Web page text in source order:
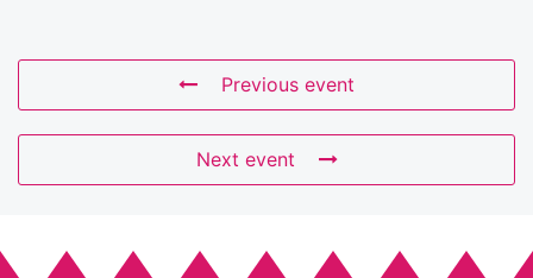
Previous event
Next event